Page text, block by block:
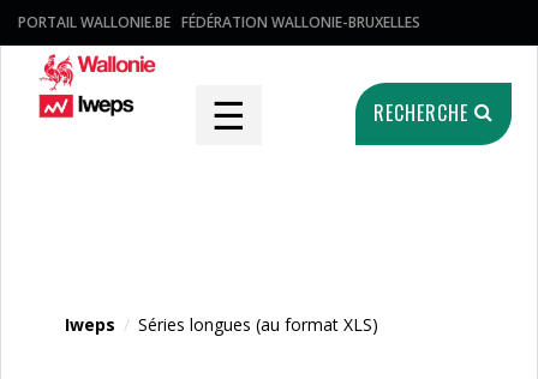
PORTAIL WALLONIE.BE FÉDÉRATION WALLONIE-BRUXELLES
☰ RECHERCHE
Iweps / Séries longues (au format XLS)